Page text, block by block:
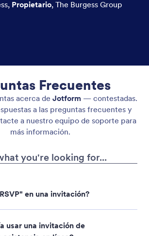
, Propietario, The Burgess Group
Frecuentes
acerca de Jotform— contestadas.
a las preguntas frecuentes y
a nuestro equipo de soporte para
más información.
en una invitación?
usar una invitación de